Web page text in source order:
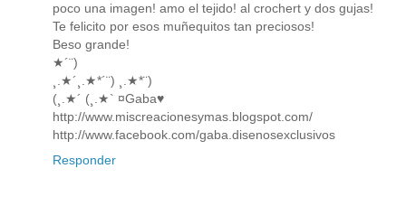
poco una imagen! amo el tejido! al crochert y dos gujas!
Te felicito por esos muñequitos tan preciosos!
Beso grande!
★´¨)
¸.★´¸.★*´¨) ¸.★*¨)
(¸.★´ (¸.★` ¤Gaba♥
http://www.miscreacionesymas.blogspot.com/
http://www.facebook.com/gaba.disenosexclusivos
Responder